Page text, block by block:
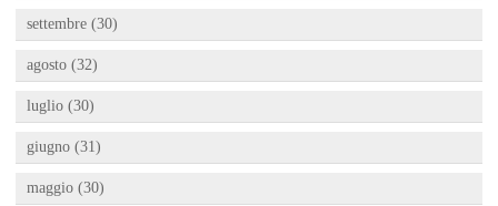
settembre (30)
agosto (32)
luglio (30)
giugno (31)
maggio (30)